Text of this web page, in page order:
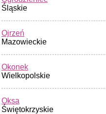
Śląskie
Ojrzeń
Mazowieckie
Okonek
Wielkopolskie
Oksa
Świętokrzyskie